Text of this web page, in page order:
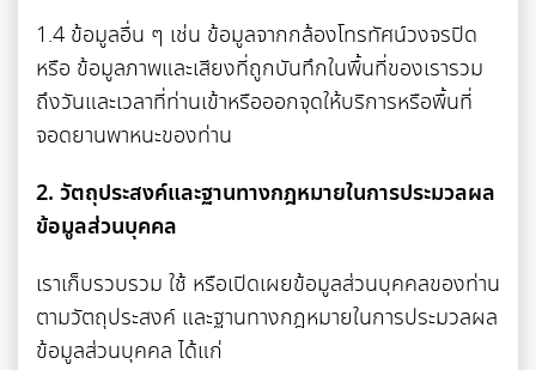
1.4 ข้อมูลอื่น ๆ เช่น ข้อมูลจากกล้องโทรทัศน์วงจรปิด
หรือ ข้อมูลภาพและเสียงที่ถูกบันทึกในพื้นที่ของเรารวม
ถึงวันและเวลาที่ท่านเข้าหรือออกจุดให้บริการหรือพื้นที่
จอดยานพาหนะของท่าน
2. วัตถุประสงค์และฐานทางกฎหมายในการประมวลผล
ข้อมูลส่วนบุคคล
เราเก็บรวบรวม ใช้ หรือเปิดเผยข้อมูลส่วนบุคคลของท่าน
ตามวัตถุประสงค์ และฐานทางกฎหมายในการประมวลผล
ข้อมูลส่วนบุคคล ได้แก่